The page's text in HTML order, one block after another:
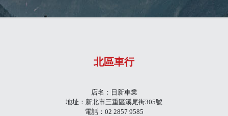
北區車行
店名：日新車業
地址：新北市三重區溪尾街305號
電話：02 2857 9585